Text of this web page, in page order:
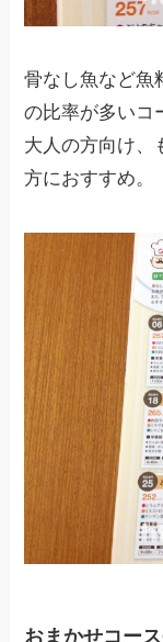
骨なし魚など魚
の比率が多いコ
大人の方向け、
方におすすめ。
おまかせコー